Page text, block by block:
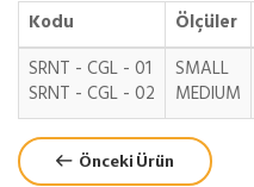
Kodu Ölçüler
SRNT - CGL - 01
SRNT - CGL - 02
SMALL
MEDIUM
Önceki Ürün